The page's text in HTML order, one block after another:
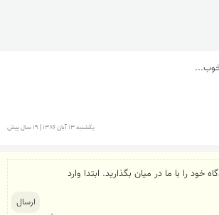
يكشنبه 13 آبان 1386 | 19 سال پیش